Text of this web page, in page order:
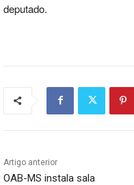
deputado.
Artigo anterior
OAB-MS instala sala